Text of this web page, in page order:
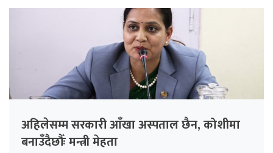
अहिलेसम्म सरकारी आँखा अस्पताल छैन, कोशीमा
बनाउँदैछौँः मन्त्री मेहता